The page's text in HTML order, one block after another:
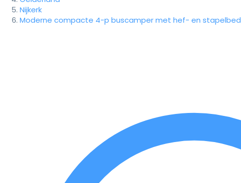
Nijkerk
Moderne compacte 4-p buscamper met hef- en stapelbed